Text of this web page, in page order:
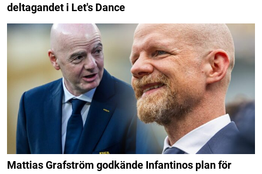
deltagandet i Let's Dance
Mattias Grafström godkände Infantinos plan för